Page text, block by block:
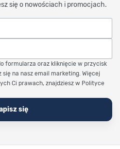
się o nowościach i promocjach.
formularza oraz kliknięcie w przycisk
się na nasz email marketing. Więcej
Ci prawach, znajdziesz w Polityce
się